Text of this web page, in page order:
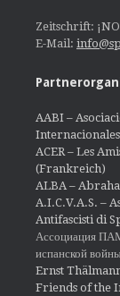
Zeitschrift:
E-Mail:
AABI –
ACER – Les
(Frankreich)
ALBA –
A.I.C.V.A.S. –
Antifascisti di
Ассоциация
испанской
Ernst
Friends of the